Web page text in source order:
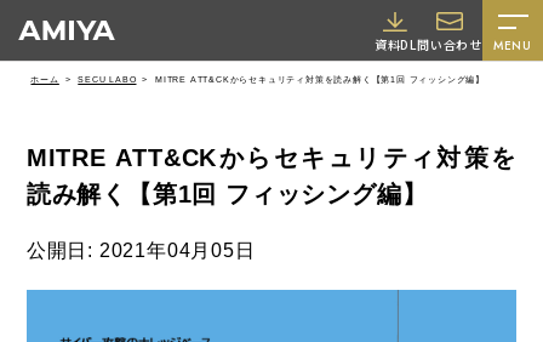
A
M
A
資料DL問い合わせ MENU
ホーム SECU LABO MITRE ATT&CKからセキュリティ対策を読み解く【第1回 フィッシング編】
MITRE ATT&CKからセキュリティ対策を
読み解く【第1回 フィッシング編】
公開日: 2021年04月05日